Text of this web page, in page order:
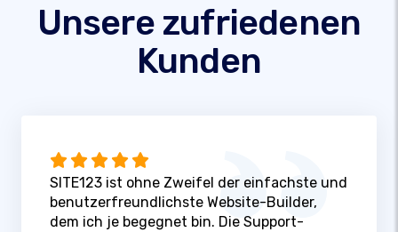
Unsere zufriedenen
Kunden
SITE123 ist ohne Zweifel der einfachste und
benutzerfreundlichste Website-Builder,
dem ich je begegnet bin. Die Support-